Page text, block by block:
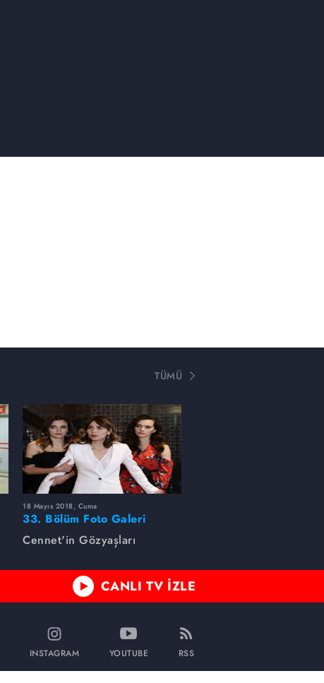
TÜMÜ
18 Mayıs 2018, Cuma
33. Bölüm Foto Galeri
Cennet'in Gözyaşları
CANLI TV İZLE
INSTAGRAM YOUTUBE RSS